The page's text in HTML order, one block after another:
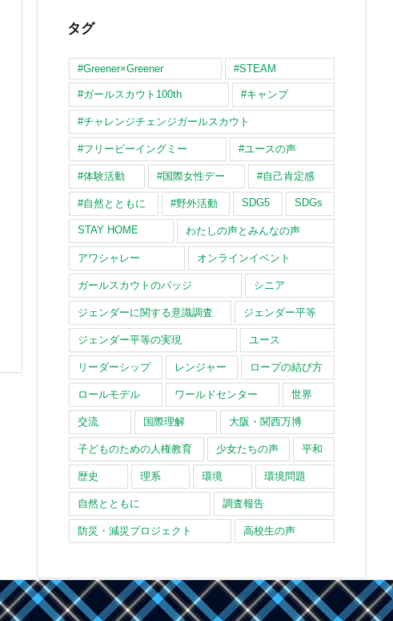
タグ
#Greener×Greener #STEAM
#ガールスカウト100th #キャンプ
#チャレンジチェンジガールスカウト
#フリービーイングミー #ユースの声
#体験活動 #国際女性デー #自己肯定感
#自然とともに #野外活動 SDG5 SDGs
STAY HOME わたしの声とみんなの声
アワシャレー オンラインイベント
ガールスカウトのバッジ シニア
ジェンダーに関する意識調査 ジェンダー平等
ジェンダー平等の実現 ユース
リーダーシップ レンジャー ロープの結び方
ロールモデル ワールドセンター 世界
交流 国際理解 大阪・関西万博
子どものための人権教育 少女たちの声 平和
歴史 理系 環境 環境問題
自然とともに 調査報告
防災・減災プロジェクト 高校生の声